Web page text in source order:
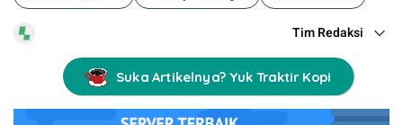
Tim Redaksi
Suka Artikelnya? Yuk Traktir Kopi